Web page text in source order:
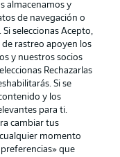
legal
de privacidad
de uso
almacenamos y
de navegación o
seleccionas Acepto,
rastreo apoyen los
y nuestros socios
Rechazarlas
Si se
y los
para ti.
cambiar tus
momento
preferencias» que